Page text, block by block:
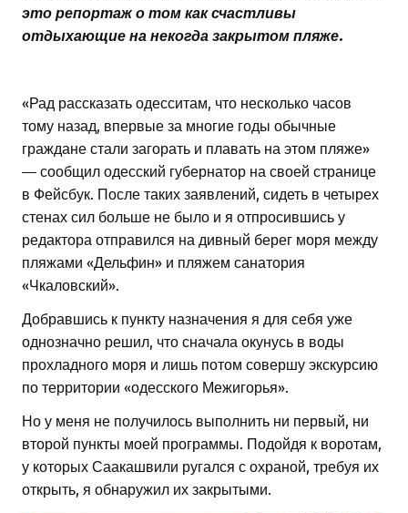
это репортаж о том как счастливы
отдыхающие на некогда закрытом пляже.
«Рад рассказать одесситам, что несколько часов
тому назад, впервые за многие годы обычные
граждане стали загорать и плавать на этом пляже»
— сообщил одесский губернатор на своей странице
в Фейсбук. После таких заявлений, сидеть в четырех
стенах сил больше не было и я отпросившись у
редактора отправился на дивный берег моря между
пляжами «Дельфин» и пляжем санатория
«Чкаловский».
Добравшись к пункту назначения я для себя уже
однозначно решил, что сначала окунусь в воды
прохладного моря и лишь потом совершу экскурсию
по территории «одесского Межигорья».
Но у меня не получилось выполнить ни первый, ни
второй пункты моей программы. Подойдя к воротам,
у которых Саакашвили ругался с охраной, требуя их
открыть, я обнаружил их закрытыми.